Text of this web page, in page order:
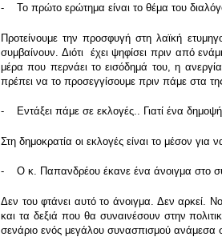
- Το πρώτο ερώτημα είναι το θέμα του
Προτείνουμε την προσφυγή στη λαϊκή
συμβαίνουν. Διότι έχει ψηφίσει πριν από
μέρα που περνάει το εισόδημά του, η
πρέπει να το προσεγγίσουμε πριν πάμε στα
- Εντάξει πάμε σε εκλογές.. Γιατί ένα
Στη δημοκρατία οι εκλογές είναι το μέσον για
- Ο κ. Παπανδρέου έκανε ένα άνοιγμα στο
Δεν του φτάνει αυτό το άνοιγμα. Δεν αρκεί.
και τα δεξιά που θα συναινέσουν στην
σενάριο ενός μεγάλου συνασπισμού